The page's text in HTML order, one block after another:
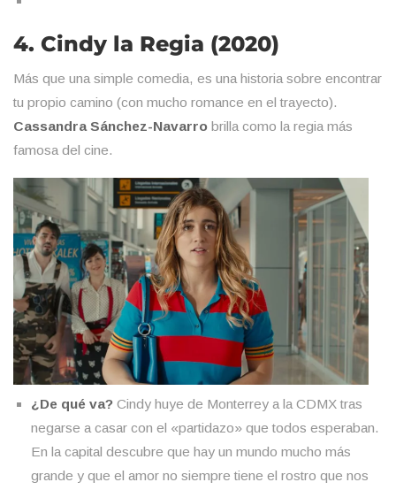
4. Cindy la Regia (2020)
Más que una simple comedia, es una historia sobre encontrar
tu propio camino (con mucho romance en el trayecto).
Cassandra Sánchez-Navarro brilla como la regia más
famosa del cine.
¿De qué va? Cindy huye de Monterrey a la CDMX tras
negarse a casar con el «partidazo» que todos esperaban.
En la capital descubre que hay un mundo mucho más
grande y que el amor no siempre tiene el rostro que nos